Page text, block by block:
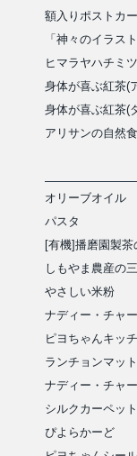
額入りポストカ
「神々のイラス
ヒマラヤハチミツ
身体が喜ぶ紅茶(
身体が喜ぶ紅茶(
アリサンの自然
オリーブオイル
パスタ
[有機]播磨園製茶
しもやま農産の
やさしい米粉
ナディー・チャ
ピヨちゃんキッ
ランチョンマッ
ナディー・チャ
シルクカーペット
ぴよらかーど